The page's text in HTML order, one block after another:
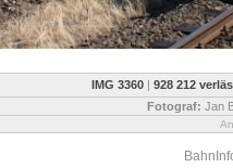
IMG 3360 | 928 212
Fotograf: Jan